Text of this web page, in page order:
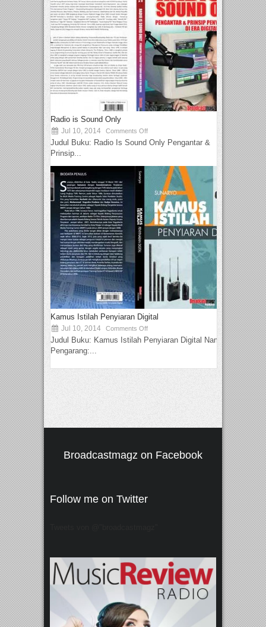
Radio is Sound Only
Jul 10, 2014 Comments Off
Judul Buku: Radio Is Sound Only Pengantar &
Prinsip...
Kamus Istilah Penyiaran Digital
Jul 10, 2014 Comments Off
Judul Buku: Kamus Istilah Penyiaran Digital Nama
Pengarang:...
Broadcastmagz on Facebook
Follow me on Twitter